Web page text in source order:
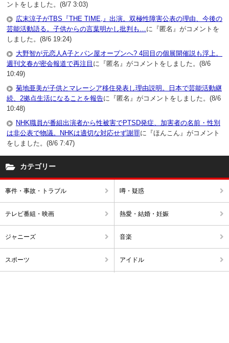
ントをしました。(8/7 3:03)
広末涼子がTBS『THE TIME,』出演。双極性障害公表の理由、今後の
芸能活動語る。子供からの言葉明かし批判も…に『匿名』がコメントを
しました。(8/6 19:24)
大野智が元恋人A子とパン屋オープンへ? 4回目の個展開催説も浮上。
週刊文春が密会報道で再注目 に『匿名』がコメントをしました。(8/6
10:49)
菊地亜美が子供とマレーシア移住発表し理由説明。日本で芸能活動継
続、2拠点生活になることを報告に『匿名』がコメントをしました。(8/6
10:48)
NHK職員が番組出演者から性被害でPTSD発症、加害者の名前・性別
は非公表で物議。NHKは適切な対応せず謝罪に『ほんこん』がコメント
をしました。(8/6 7:47)
カテゴリー
事件・事故・トラブル 噂・疑惑
テレビ番組・映画 熱愛・結婚・妊娠
ジャニーズ 音楽
スポーツ アイドル